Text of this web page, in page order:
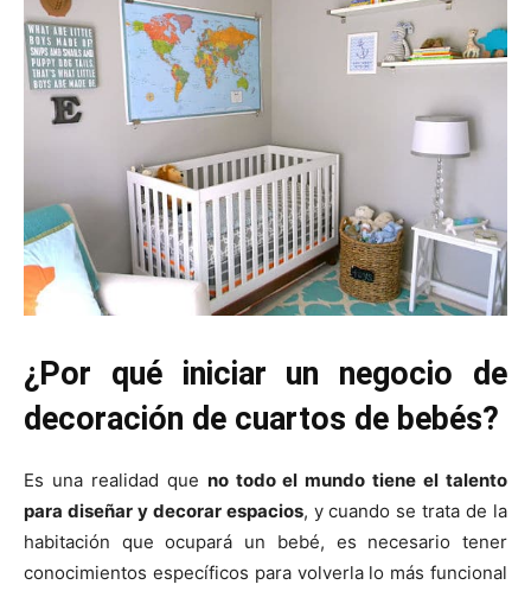
¿Por qué iniciar un negocio de
decoración de cuartos de bebés?
Es una realidad que no todo el mundo tiene el talento
para diseñar y decorar espacios, y cuando se trata de la
habitación que ocupará un bebé, es necesario tener
conocimientos específicos para volverla lo más funcional